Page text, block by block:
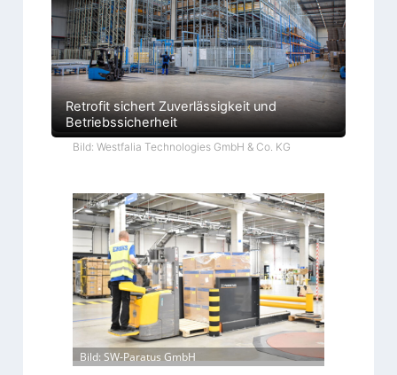
Retrofit sichert Zuverlässigkeit und
Betriebssicherheit
Bild: Westfalia Technologies GmbH & Co. KG
Bild: SW-Paratus GmbH